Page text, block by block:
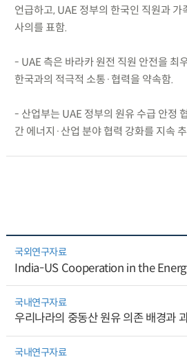
언급하고, UAE 정부의 한국인 직원과 가
사의를 표함.
- UAE 측은 바라카 원전 직원 안전을 최
한국과의 적극적 소통·협력을 약속함.
- 산업부는 UAE 정부의 원유 수급 안정
간 에너지·산업 분야 협력 강화를 지속
국외연구자료
India-US Cooperation in the
국내연구자료
우리나라의 중동산 원유 의존 배경과
국내연구자료